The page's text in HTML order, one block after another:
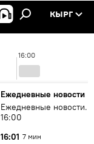
КЫРГ
16:00
Ежедневные новости
Ежедневные новости.
16:00
16:01 7 мин